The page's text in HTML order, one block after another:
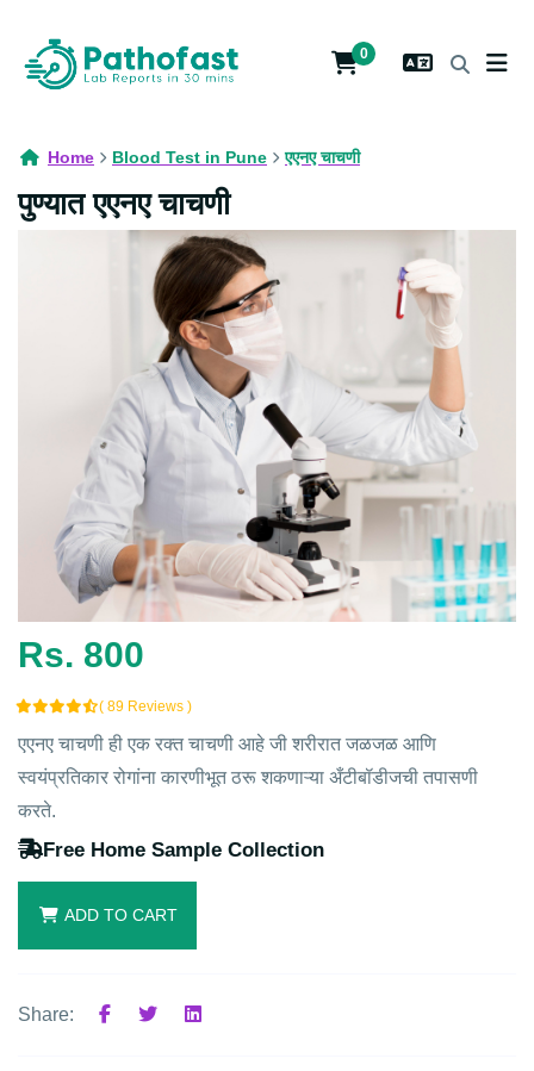
0
Home Blood Test in Pune एएनए चाचणी
पुण्यात एएनए चाचणी
Rs. 800
( 89 Reviews )
एएनए चाचणी ही एक रक्त चाचणी आहे जी शरीरात जळजळ आणि
स्वयंप्रतिकार रोगांना कारणीभूत ठरू शकणाऱ्या अँटीबॉडीजची तपासणी
करते.
Free Home Sample Collection
ADD TO CART
Share: